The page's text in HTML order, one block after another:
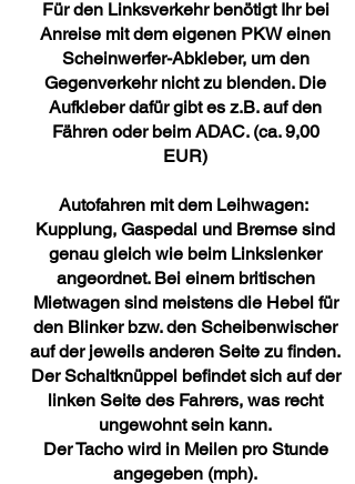
Für den Linksverkehr benötigt Ihr bei
Anreise mit dem eigenen PKW einen
Scheinwerfer-Abkleber, um den
Gegenverkehr nicht zu blenden. Die
Aufkleber dafür gibt es z.B. auf den
Fähren oder beim ADAC. (ca. 9,00
EUR)
Autofahren mit dem Leihwagen:
Kupplung, Gaspedal und Bremse sind
genau gleich wie beim Linkslenker
angeordnet. Bei einem britischen
Mietwagen sind meistens die Hebel für
den Blinker bzw. den Scheibenwischer
auf der jeweils anderen Seite zu finden.
Der Schaltknüppel befindet sich auf der
linken Seite des Fahrers, was recht
ungewohnt sein kann.
Der Tacho wird in Meilen pro Stunde
angegeben (mph).